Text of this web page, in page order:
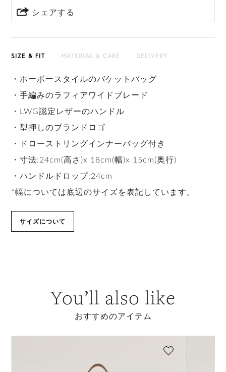
シェアする
SIZE & FIT MATERIAL & CARE DELIVERY
・ホーボースタイルのバケットバッグ
・手編みのラフィアワイドブレード
・LWG認定レザーのハンドル
・型押しのブランドロゴ
・ドローストリングインナーバッグ付き
・寸法:24cm(高さ)x 18cm(幅)x 15cm(奥行)
・ハンドルドロップ:24cm
*幅については底辺のサイズを表記しています。
サイズについて
You’ll also like
おすすめのアイテム